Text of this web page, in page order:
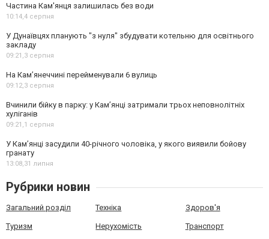
Частина Кам'янця залишилась без води
10:14,4 серпня
У Дунаївцях планують "з нуля" збудувати котельню для освітнього
закладу
09:21,3 серпня
На Камʼянеччині перейменували 6 вулиць
09:12,3 серпня
Вчинили бійку в парку: у Кам’янці затримали трьох неповнолітніх
хуліганів
09:21,1 серпня
У Камʼянці засудили 40-річного чоловіка, у якого виявили бойову
гранату
13:08,31 липня
Рубрики новин
Загальний розділ Техніка Здоров'я
Туризм Нерухомість Транспорт